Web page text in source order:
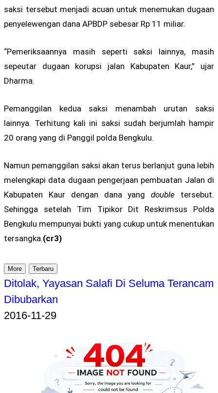
saksi tersebut menjadi acuan untuk menemukan dugaan
penyelewengan dana APBDP sebesar Rp 11 miliar.
“Pemeriksaannya masih seperti saksi lainnya, masih
sepeutar dugaan korupsi jalan Kabupaten Kaur,” ujar
Dharma.
Pemanggilan kedua saksi menambah urutan saksi
lainnya. Terhitung kali ini saksi sudah berjumlah hampir
20 orang yang di Panggil polda Bengkulu.
Namun pemanggilan saksi akan terus berlanjut guna lebih
melengkapi data dugaan pengerjaan pembuatan Jalan di
Kabupaten Kaur dengan dana yangdouble tersebut.
Sehingga setelah Tim Tipikor Dit Reskrimsus Polda
Bengkulu mempunyai bukti yang cukup untuk menentukan
tersangka.(cr3)
More Terbaru
Ditolak, Yayasan Salafi Di Seluma Terancam
Dibubarkan
2016-11-29